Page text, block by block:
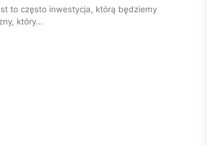
to często inwestycja, którą będziemy
który...